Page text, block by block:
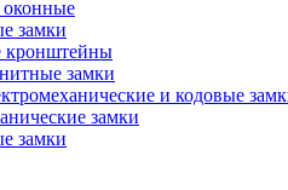
замки
замки
и кодовые
замки
замки